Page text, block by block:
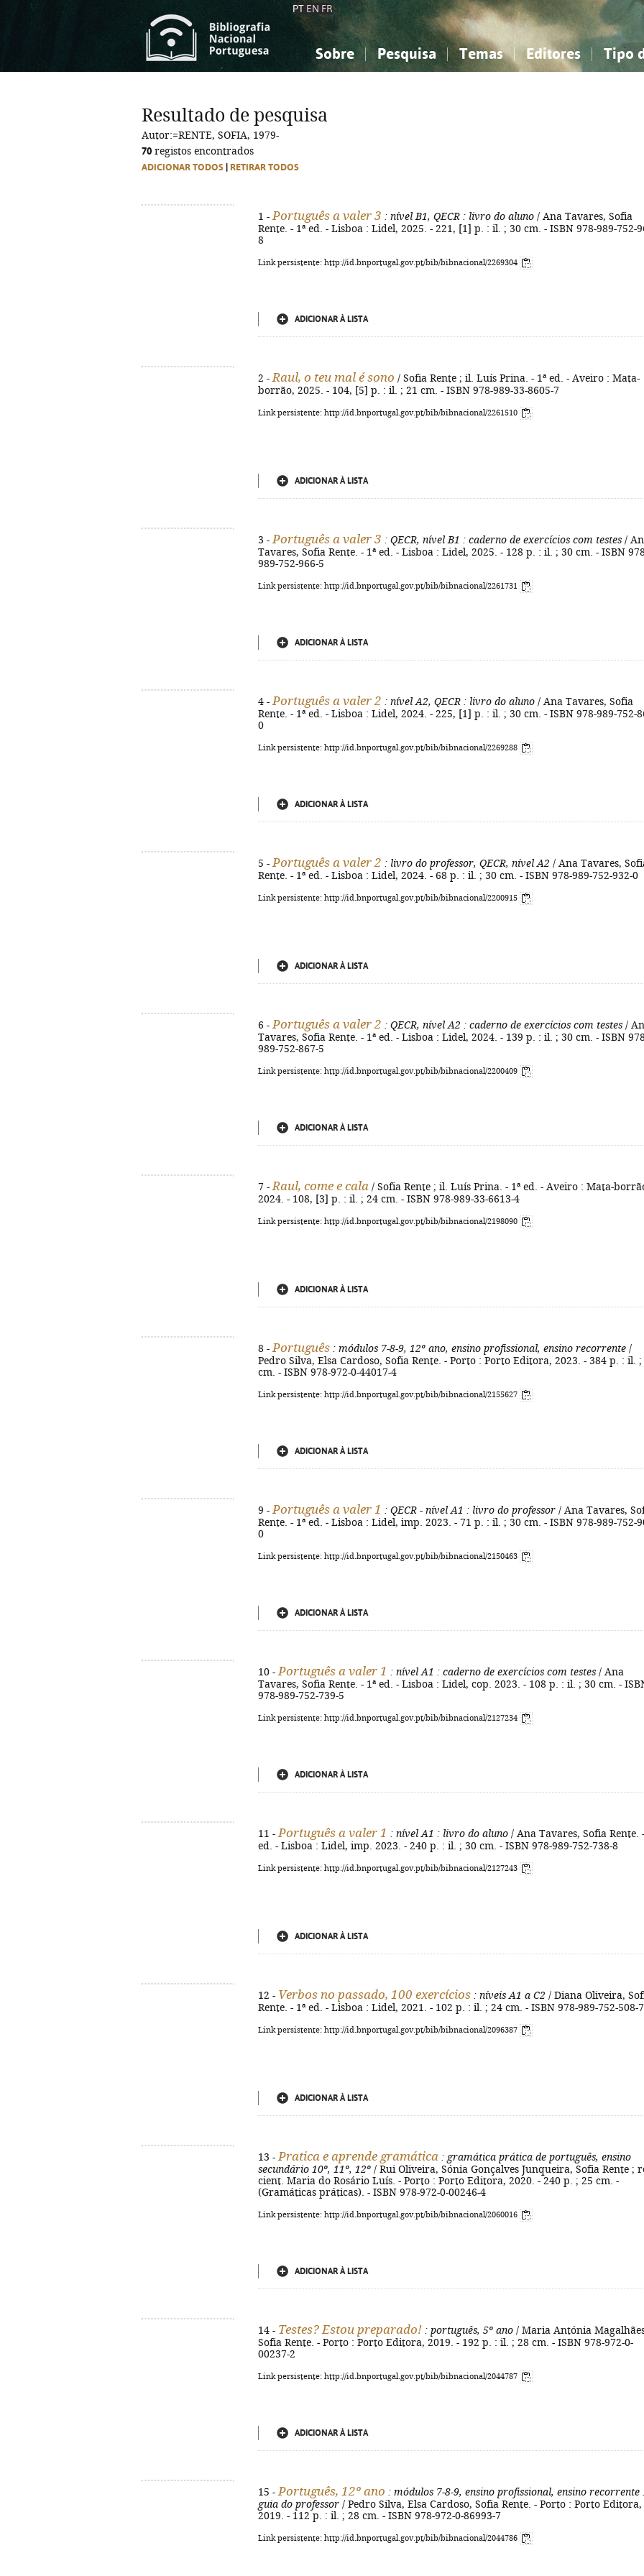
PT EN FR
Sobre Pesquisa Temas
Ciências sociais...
Editores Tipo
Ciências sociais...
Resultado de pesquisa
Autor:=RENTE, SOFIA, 1979-
70 registos encontrados
ADICIONAR TODOS RETIRAR TODOS
1 - Português a valer 3 : nível B1, QECR : livro do aluno / Ana Tavares, Sofia
Rente. - 1ª ed. - Lisboa : Lidel, 2025. - 221, [1] p. : il. ; 30 cm. - ISBN 978-989-752-
8
Link persistente: http://id.bnportugal.gov.pt/bib/bibnacional/2269304
ADICIONAR À LISTA
2 - Raul, o teu mal é sono / Sofia Rente ; il. Luís Prina. - 1ª ed. - Aveiro : Mata-
borrão, 2025. - 104, [5] p. : il. ; 21 cm. - ISBN 978-989-33-8605-7
Link persistente: http://id.bnportugal.gov.pt/bib/bibnacional/2261510
ADICIONAR À LISTA
3 - Português a valer 3 : QECR, nível B1 : caderno de exercícios com testes /
Tavares, Sofia Rente. - 1ª ed. - Lisboa : Lidel, 2025. - 128 p. : il. ; 30 cm. - ISBN
989-752-966-5
Link persistente: http://id.bnportugal.gov.pt/bib/bibnacional/2261731
ADICIONAR À LISTA
4 - Português a valer 2 : nível A2, QECR : livro do aluno / Ana Tavares, Sofia
Rente. - 1ª ed. - Lisboa : Lidel, 2024. - 225, [1] p. : il. ; 30 cm. - ISBN 978-989-752-
0
Link persistente: http://id.bnportugal.gov.pt/bib/bibnacional/2269288
ADICIONAR À LISTA
5 - Português a valer 2 : livro do professor, QECR, nível A2 / Ana Tavares,
Rente. - 1ª ed. - Lisboa : Lidel, 2024. - 68 p. : il. ; 30 cm. - ISBN 978-989-752-932-0
Link persistente: http://id.bnportugal.gov.pt/bib/bibnacional/2200915
ADICIONAR À LISTA
6 - Português a valer 2 : QECR, nível A2 : caderno de exercícios com testes /
Tavares, Sofia Rente. - 1ª ed. - Lisboa : Lidel, 2024. - 139 p. : il. ; 30 cm. - ISBN
989-752-867-5
Link persistente: http://id.bnportugal.gov.pt/bib/bibnacional/2200409
ADICIONAR À LISTA
7 - Raul, come e cala / Sofia Rente ; il. Luís Prina. - 1ª ed. - Aveiro : Mata-
2024. - 108, [3] p. : il. ; 24 cm. - ISBN 978-989-33-6613-4
Link persistente: http://id.bnportugal.gov.pt/bib/bibnacional/2198090
ADICIONAR À LISTA
8 - Português : módulos 7-8-9, 12º ano, ensino profissional, ensino recorrente /
Pedro Silva, Elsa Cardoso, Sofia Rente. - Porto : Porto Editora, 2023. - 384 p. : il. ;
cm. - ISBN 978-972-0-44017-4
Link persistente: http://id.bnportugal.gov.pt/bib/bibnacional/2155627
ADICIONAR À LISTA
9 - Português a valer 1 : QECR - nível A1 : livro do professor / Ana Tavares,
Rente. - 1ª ed. - Lisboa : Lidel, imp. 2023. - 71 p. : il. ; 30 cm. - ISBN 978-989-752-
0
Link persistente: http://id.bnportugal.gov.pt/bib/bibnacional/2150463
ADICIONAR À LISTA
10 - Português a valer 1 : nível A1 : caderno de exercícios com testes / Ana
Tavares, Sofia Rente. - 1ª ed. - Lisboa : Lidel, cop. 2023. - 108 p. : il. ; 30 cm. -
978-989-752-739-5
Link persistente: http://id.bnportugal.gov.pt/bib/bibnacional/2127234
ADICIONAR À LISTA
11 - Português a valer 1 : nível A1 : livro do aluno / Ana Tavares, Sofia Rente.
ed. - Lisboa : Lidel, imp. 2023. - 240 p. : il. ; 30 cm. - ISBN 978-989-752-738-8
Link persistente: http://id.bnportugal.gov.pt/bib/bibnacional/2127243
ADICIONAR À LISTA
12 - Verbos no passado, 100 exercícios : níveis A1 a C2 / Diana Oliveira,
Rente. - 1ª ed. - Lisboa : Lidel, 2021. - 102 p. : il. ; 24 cm. - ISBN 978-989-752-508-7
Link persistente: http://id.bnportugal.gov.pt/bib/bibnacional/2096387
ADICIONAR À LISTA
13 - Pratica e aprende gramática : gramática prática de português, ensino
secundário 10º, 11º, 12º / Rui Oliveira, Sónia Gonçalves Junqueira, Sofia Rente ;
cient. Maria do Rosário Luís. - Porto : Porto Editora, 2020. - 240 p. ; 25 cm. -
(Gramáticas práticas). - ISBN 978-972-0-00246-4
Link persistente: http://id.bnportugal.gov.pt/bib/bibnacional/2060016
ADICIONAR À LISTA
14 - Testes? Estou preparado! : português, 5º ano / Maria Antónia
Sofia Rente. - Porto : Porto Editora, 2019. - 192 p. : il. ; 28 cm. - ISBN 978-972-0-
00237-2
Link persistente: http://id.bnportugal.gov.pt/bib/bibnacional/2044787
ADICIONAR À LISTA
15 - Português, 12º ano : módulos 7-8-9, ensino profissional, ensino recorrente
guia do professor / Pedro Silva, Elsa Cardoso, Sofia Rente. - Porto : Porto Editora,
2019. - 112 p. : il. ; 28 cm. - ISBN 978-972-0-86993-7
Link persistente: http://id.bnportugal.gov.pt/bib/bibnacional/2044786